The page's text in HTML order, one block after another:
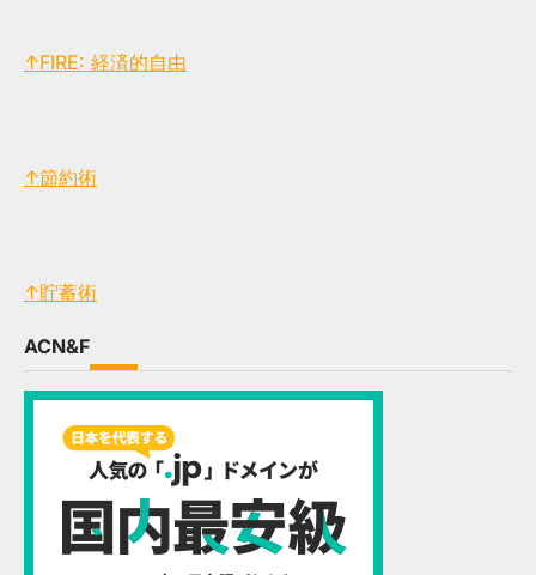
↑FIRE: 経済的自由
↑節約術
↑貯蓄術
ACN&F